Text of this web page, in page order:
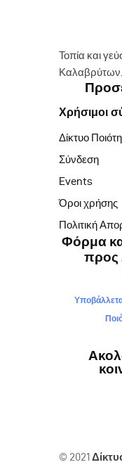
Τοπία και
Καλαβρύτων.
Χρήσιμοι
Δίκτυο
Σύνδεση
Events
Όροι χρήσης
Πολιτική
Φόρμα
προς
© 2021